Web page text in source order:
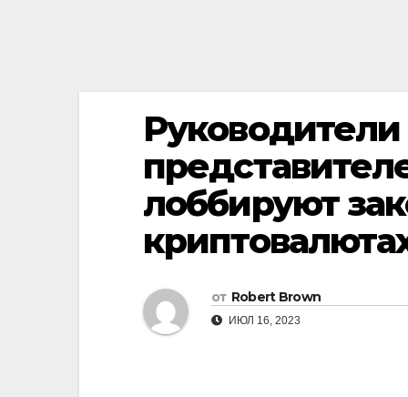
лоббируют
от Robert Brown
ИЮЛ 16, 2023